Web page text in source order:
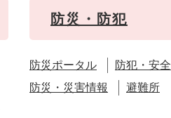
防災・防犯
防災ポータル
防犯・安全
防災・災害情報
避難所